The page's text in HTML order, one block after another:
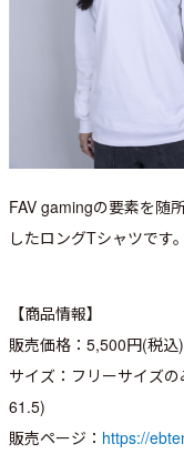
FAV gamingの要素を随
したロングTシャツです。
【商品情報】
販売価格：5,500円(税込)
サイズ：フリーサイズ
61.5)
販売ページ： https://